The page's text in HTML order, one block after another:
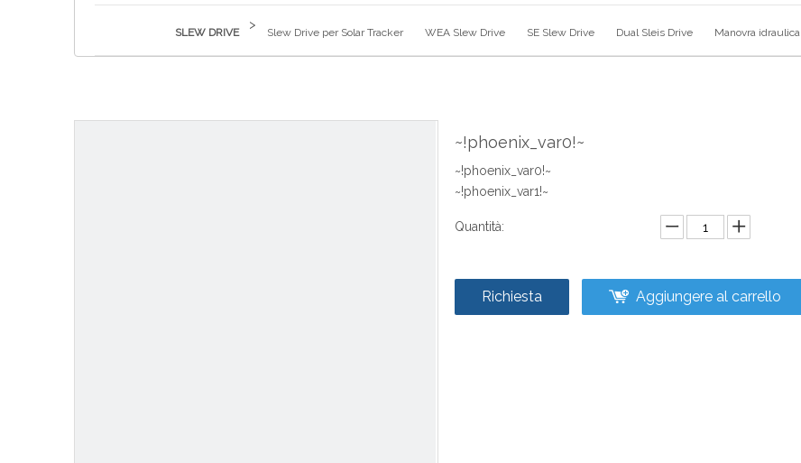
SLEW DRIVE
>
Slew Drive per Solar Tracker WEA Slew Drive SE Slew Drive Dual Sleis Drive Manovra idraulica
~!phoenix_var0!~
~!phoenix_var0!~
~!phoenix_var1!~
Quantità:
Richiesta Aggiungere al carrello